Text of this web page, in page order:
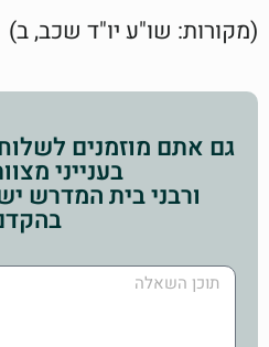
(מקורות: שו"ע יו"ד שכב, ב)
גם אתם מוזמנים
בענייני
ורבני בית המדרש